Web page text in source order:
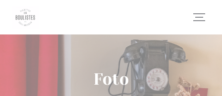
Foto